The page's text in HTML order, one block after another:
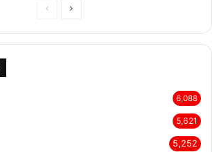
PreviousNext
6,088
5,621
5,252